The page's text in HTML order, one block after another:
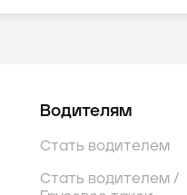
Водителям
Стать водителем
Стать водителем /